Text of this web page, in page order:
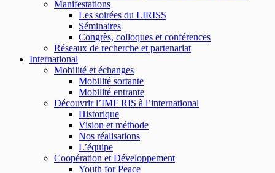
Manifestations
Les soirées du LIRISS
Séminaires
Congrès, colloques et conférences
Réseaux de recherche et partenariat
International
Mobilité et échanges
Mobilité sortante
Mobilité entrante
Découvrir l’IMF RIS à l’international
Historique
Vision et méthode
Nos réalisations
L’équipe
Coopération et Développement
Youth for Peace